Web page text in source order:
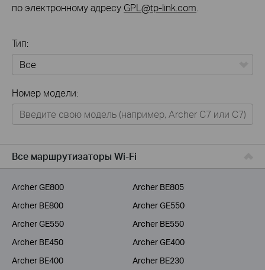
по электронному адресу GPL@tp-link.com
Тип:
Для дома
Умный дом
Для операторов связи
Номер модели:
Все маршрутизаторы Wi-Fi
Archer GE800
Archer BE805
Archer BE800
Archer GE550
Archer GE550
Archer BE550
Archer BE450
Archer GE400
Archer BE400
Archer BE230